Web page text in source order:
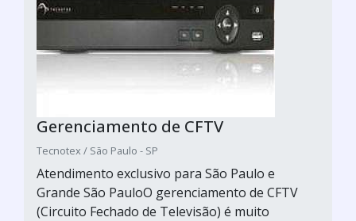
Gerenciamento de CFTV
Tecnotex / São Paulo - SP
Atendimento exclusivo para São Paulo e
Grande São PauloO gerenciamento de CFTV
(Circuito Fechado de Televisão) é muito